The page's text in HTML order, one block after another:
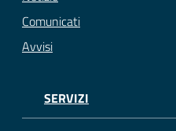
Comunicati
Avvisi
SERVIZI